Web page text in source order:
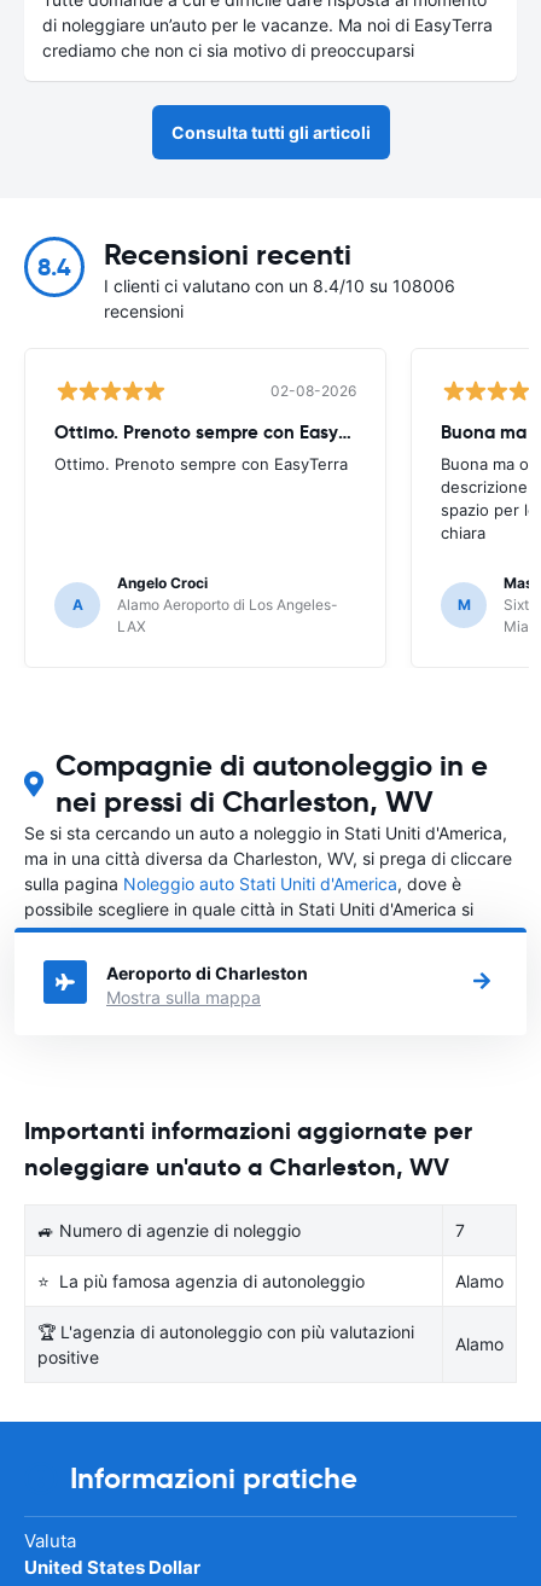
di noleggiare un’auto per le vacanze. Ma noi di EasyTerra
crediamo che non ci sia motivo di preoccuparsi
Consulta tutti gli articoli
8.4 Recensioni recenti
I clienti ci valutano con un 8.4/10 su 108006
recensioni
02-08-2026
Ottimo. Prenoto sempre con EasyTerra
Ottimo. Prenoto sempre con EasyTerra
A
Angelo Croci
Alamo Aeroporto di Los Angeles-
LAX
Buona ma
Buona ma
descrizione
spazio per
chiara
M
Sixt
Compagnie di autonoleggio in e
nei pressi di Charleston, WV
Se si sta cercando un auto a noleggio in Stati Uniti d'America,
ma in una città diversa da Charleston, WV, si prega di cliccare
sulla pagina Noleggio auto Stati Uniti d'America, dove è
possibile scegliere in quale città in Stati Uniti d'America si
vuole noleggiare l'auto.
Aeroporto di Charleston
Mostra sulla mappa
Importanti informazioni aggiornate per
noleggiare un'auto a Charleston, WV
🚙 Numero di agenzie di noleggio 7
⭐ La più famosa agenzia di autonoleggio Alamo
🏆 L'agenzia di autonoleggio con più valutazioni
positive
Alamo
Informazioni pratiche
Valuta
United States Dollar